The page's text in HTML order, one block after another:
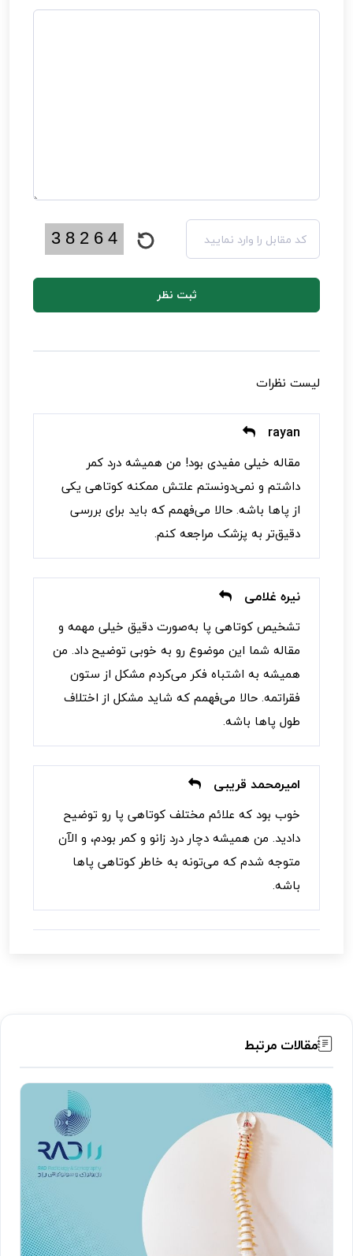
ثبت نظر
لیست نظرات
rayan
مقاله خیلی مفیدی بود! من همیشه درد کمر
داشتم و نمی‌دونستم علتش ممکنه کوتاهی یکی
از پاها باشه. حالا می‌فهمم که باید برای بررسی
دقیق‌تر به پزشک مراجعه کنم.
نیره غلامی
تشخیص کوتاهی پا به‌صورت دقیق خیلی مهمه و
مقاله شما این موضوع رو به خوبی توضیح داد. من
همیشه به اشتباه فکر می‌کردم مشکل از ستون
فقراتمه. حالا می‌فهمم که شاید مشکل از اختلاف
طول پاها باشه.
امیرمحمد قریبی
خوب بود که علائم مختلف کوتاهی پا رو توضیح
دادید. من همیشه دچار درد زانو و کمر بودم، و الآن
متوجه شدم که می‌تونه به خاطر کوتاهی پاها
باشه.
مقالات مرتبط